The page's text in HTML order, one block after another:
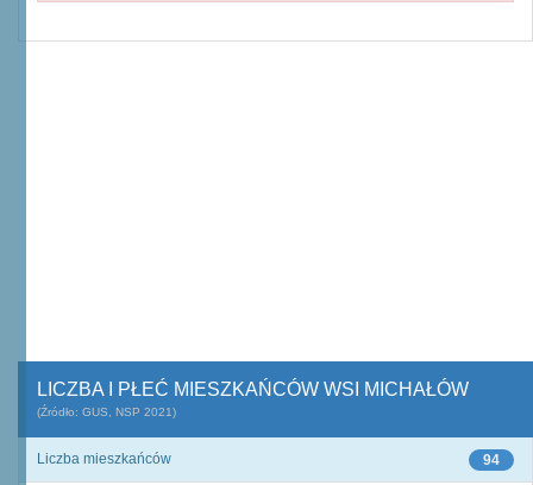
LICZBA I PŁEĆ MIESZKAŃCÓW WSI MICHAŁÓW
(Źródło: GUS, NSP 2021)
94
Liczba mieszkańców